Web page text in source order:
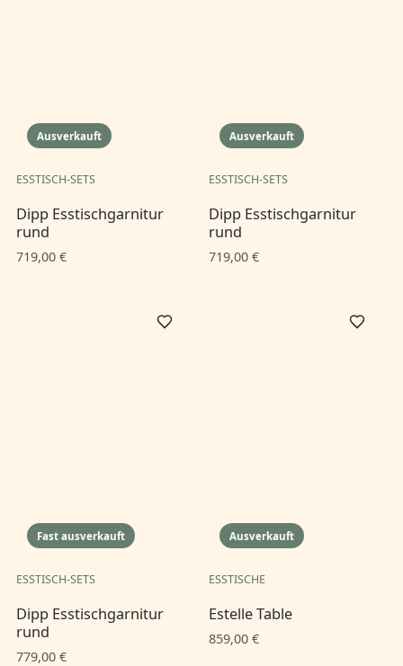
Ausverkauft
ESSTISCH-SETS
Dipp Esstischgarnitur
rund
719,00 €
Ausverkauft
ESSTISCH-SETS
Dipp Esstischgarnitur
rund
719,00 €
Fast ausverkauft
ESSTISCH-SETS
Dipp Esstischgarnitur
rund
779,00 €
Ausverkauft
ESSTISCHE
Estelle Table
859,00 €